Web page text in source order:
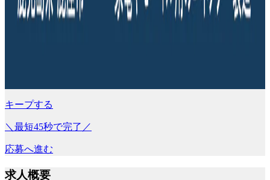
キープする
＼最短45秒で完了／
応募へ進む
求人概要